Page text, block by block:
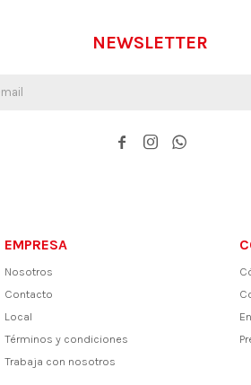
EMPRESA
Nosotros
Contacto
Local
Términos y condiciones
Trabaja con nosotros
NEWSLETTER
  